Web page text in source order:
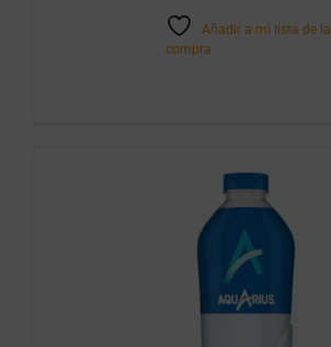
cantidad
Añadir a mi lista de la
compra